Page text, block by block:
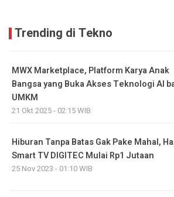
Trending di Tekno
MWX Marketplace, Platform Karya Anak
Bangsa yang Buka Akses Teknologi AI
UMKM
21 Okt 2025 - 02:15 WIB
Hiburan Tanpa Batas Gak Pake Mahal,
Smart TV DIGITEC Mulai Rp1 Jutaan
25 Nov 2023 - 01:10 WIB